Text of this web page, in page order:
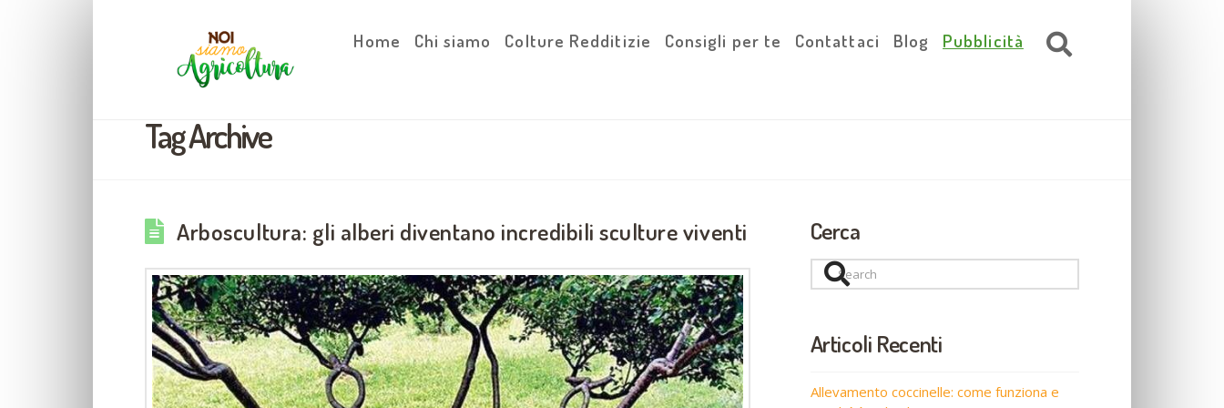
Home Chi siamo Colture Redditizie Consigli per te Contattaci Blog Pubblicità
Tag Archive
Arboscultura: gli alberi diventano incredibili sculture viventi Cerca
Search
Articoli Recenti
Allevamento coccinelle: come funziona e